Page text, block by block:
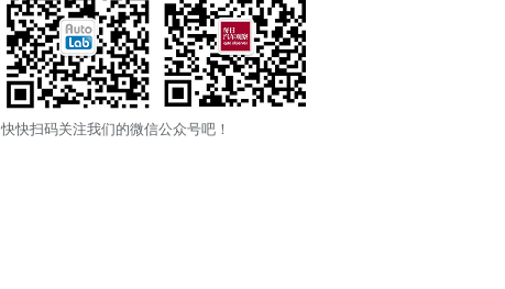
快快扫码关注我们的微信公众号吧！